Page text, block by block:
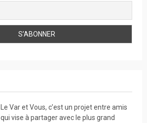
Le Var et Vous, c’est un projet entre amis
qui vise à partager avec le plus grand